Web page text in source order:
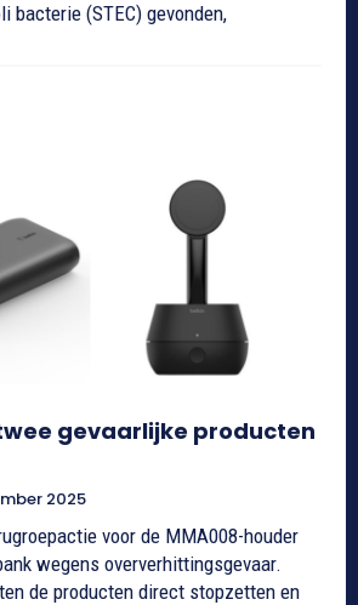
bacterie (STEC) gevonden,
gevaarlijke producten
2025
voor de MMA008-houder
wegens oververhittingsgevaar.
de producten direct stopzetten en